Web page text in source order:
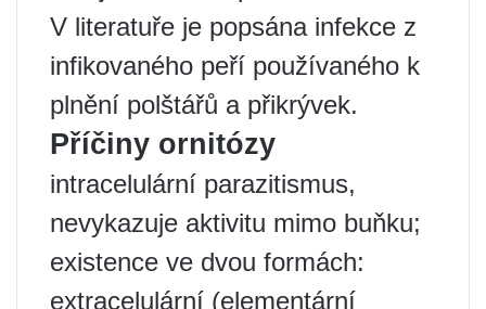
V literatuře je popsána infekce z
infikovaného peří používaného k
plnění polštářů a přikrývek.
Příčiny ornitózy
intracelulární parazitismus,
nevykazuje aktivitu mimo buňku;
existence ve dvou formách:
extracelulární (elementární